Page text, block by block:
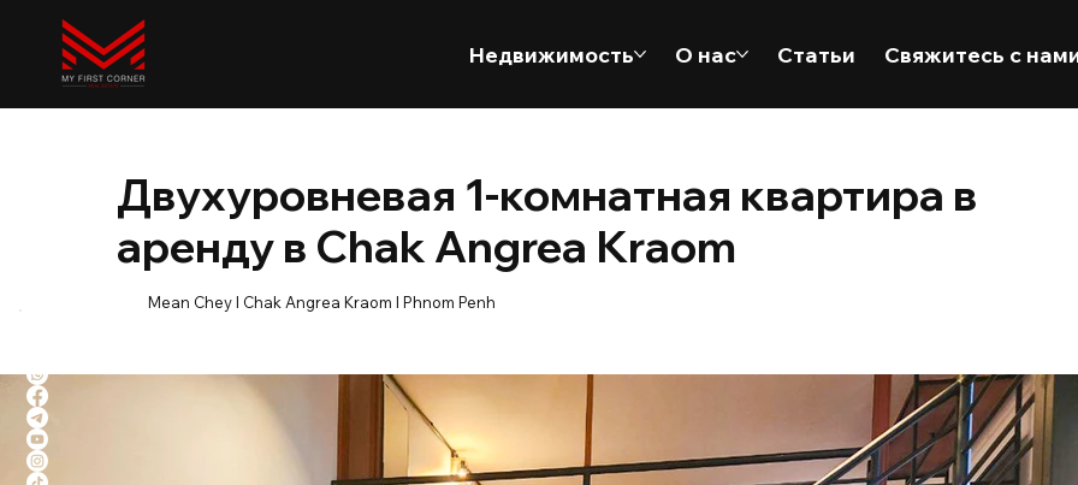
Недвижимость О нас Статьи Свяжитесь с
Двухуровневая 1-комнатная квартира в
аренду в Chak Angrea Kraom
Mean Chey l Chak Angrea Kraom l Phnom Penh